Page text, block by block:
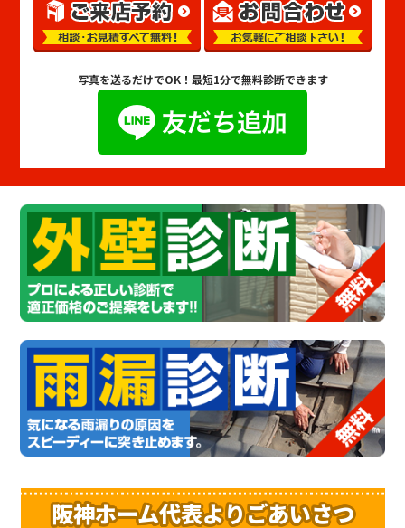
写真を送るだけでOK！ 最短1分で無料診断できます
阪神ホーム代表よりごあいさつ